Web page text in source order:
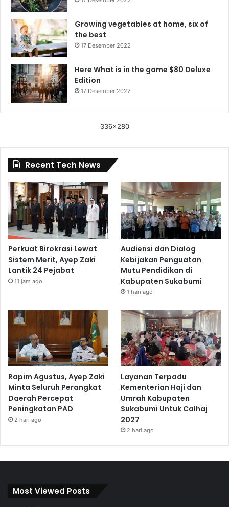
Growing vegetables at home, six of
the best
17 Desember 2022
Here What is in the game $80 Deluxe
Edition
17 Desember 2022
336x280
Recent Tech News
Perkuat Birokrasi Lewat
Sistem Merit, Ayep Zaki
Lantik 24 Pejabat
11 jam ago
Audiensi dan Dialog
Kebijakan Penguatan
Mutu Pendidikan di
Kabupaten Sukabumi
1 hari ago
Rapim Agustus, Ayep Zaki
Minta Seluruh Perangkat
Daerah Percepat
Peningkatan PAD
2 hari ago
Layanan Terpadu
Kementerian Haji dan
Umrah Kabupaten
Sukabumi Untuk Calhaj
2027
2 hari ago
Most Viewed Posts